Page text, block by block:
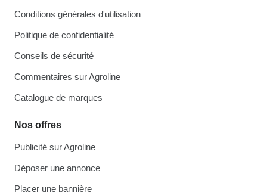
Conditions générales d'utilisation
Politique de confidentialité
Conseils de sécurité
Commentaires sur Agroline
Catalogue de marques
Nos offres
Publicité sur Agroline
Déposer une annonce
Placer une bannière